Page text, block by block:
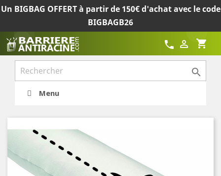
Un BIGBAG OFFERT à partir de 150€ d'achat avec le code
BIGBAGB26
shopping_cart

call

Menu